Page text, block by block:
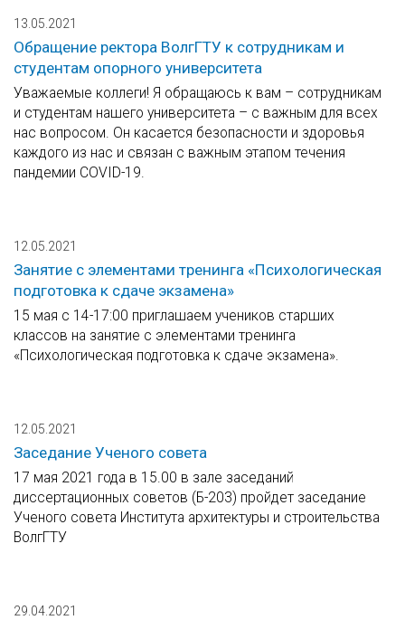
13.05.2021
Обращение ректора ВолгГТУ к сотрудникам и
студентам опорного университета
Уважаемые коллеги! Я обращаюсь к вам – сотрудникам
и студентам нашего университета – с важным для всех
нас вопросом. Он касается безопасности и здоровья
каждого из нас и связан с важным этапом течения
пандемии COVID-19.
12.05.2021
Занятие с элементами тренинга «Психологическая
подготовка к сдаче экзамена»
15 мая с 14-17:00 приглашаем учеников старших
классов на занятие с элементами тренинга
«Психологическая подготовка к сдаче экзамена».
12.05.2021
Заседание Ученого совета
17 мая 2021 года в 15.00 в зале заседаний
диссертационных советов (Б-203) пройдет заседание
Ученого совета Института архитектуры и строительства
ВолгГТУ
29.04.2021